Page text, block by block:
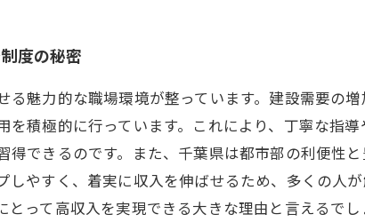
度の秘密
魅力的な職場環境が整っています。建設需要の
積極的に行っています。これにより、丁寧な指
できるのです。また、千葉県は都市部の利便性
やすく、着実に収入を伸ばせるため、多くの人
って高収入を実現できる大きな理由と言えるでし